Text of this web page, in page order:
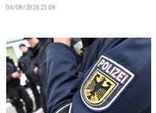
06/08/2026 21:08